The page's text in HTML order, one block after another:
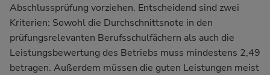
Abschlussprüfung vorziehen. Entscheidend sind zwei
Kriterien: Sowohl die Durchschnittsnote in den
prüfungsrelevanten Berufsschulfächern als auch die
Leistungsbewertung des Betriebs muss mindestens 2,49
betragen. Außerdem müssen die guten Leistungen meist